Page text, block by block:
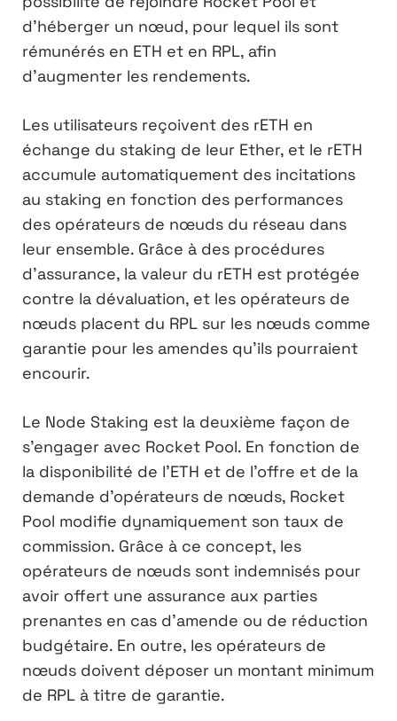
d’héberger un nœud, pour lequel ils sont
rémunérés en ETH et en RPL, afin
d’augmenter les rendements.
Les utilisateurs reçoivent des rETH en
échange du staking de leur Ether, et le rETH
accumule automatiquement des incitations
au staking en fonction des performances
des opérateurs de nœuds du réseau dans
leur ensemble. Grâce à des procédures
d’assurance, la valeur du rETH est protégée
contre la dévaluation, et les opérateurs de
nœuds placent du RPL sur les nœuds comme
garantie pour les amendes qu’ils pourraient
encourir.
Le Node Staking est la deuxième façon de
s’engager avec Rocket Pool. En fonction de
la disponibilité de l’ETH et de l’offre et de la
demande d’opérateurs de nœuds, Rocket
Pool modifie dynamiquement son taux de
commission. Grâce à ce concept, les
opérateurs de nœuds sont indemnisés pour
avoir offert une assurance aux parties
prenantes en cas d’amende ou de réduction
budgétaire. En outre, les opérateurs de
nœuds doivent déposer un montant minimum
de RPL à titre de garantie.